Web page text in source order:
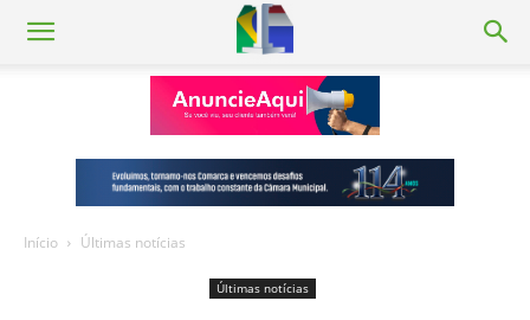
Início Últimas notícias
Últimas notícias